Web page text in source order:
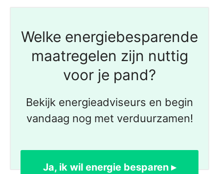
Welke energiebesparende
maatregelen zijn nuttig
voor je pand?
Bekijk energieadviseurs en begin
vandaag nog met verduurzamen!
Ja, ik wil energie besparen ▸